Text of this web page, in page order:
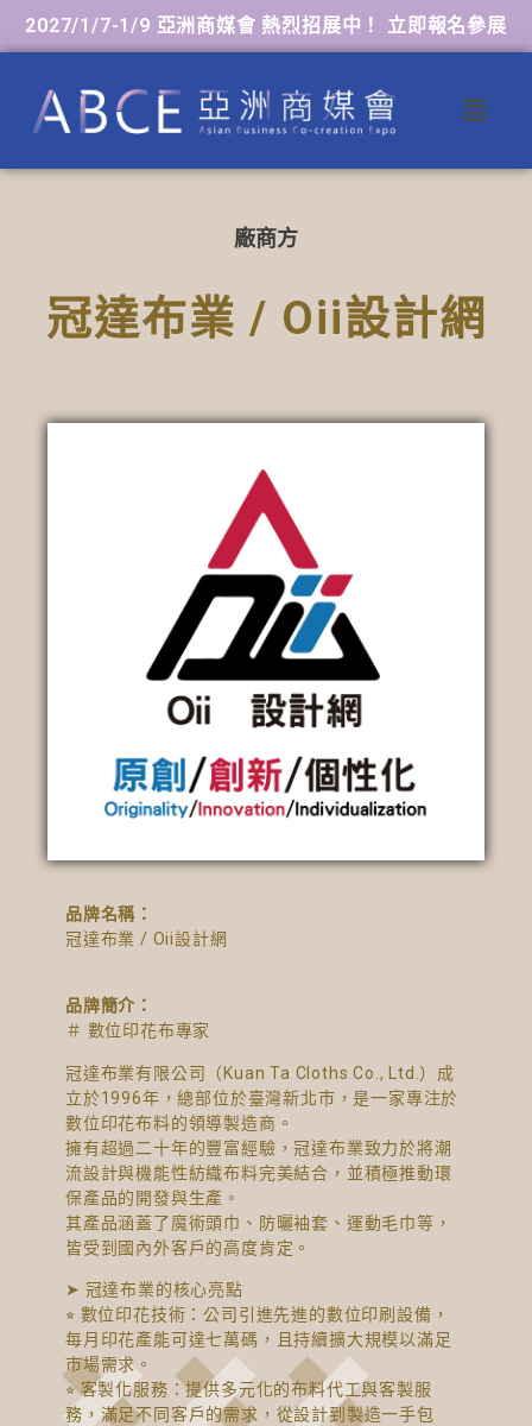
2027/1/7-1/9 亞洲商媒會 熱烈招展中！ 立即報名參展
廠商方
冠達布業 / Oii設計網
品牌名稱：
冠達布業 / Oii設計網
品牌簡介：
＃ 數位印花布專家
冠達布業有限公司（Kuan Ta Cloths Co., Ltd.）成
立於1996年，總部位於臺灣新北市，是一家專注於
數位印花布料的領導製造商。
擁有超過二十年的豐富經驗，冠達布業致力於將潮
流設計與機能性紡織布料完美結合，並積極推動環
保產品的開發與生產。
其產品涵蓋了魔術頭巾、防曬袖套、運動毛巾等，
皆受到國內外客戶的高度肯定。
➤ 冠達布業的核心亮點
⭐︎ 數位印花技術：公司引進先進的數位印刷設備，
每月印花產能可達七萬碼，且持續擴大規模以滿足
市場需求。
⭐︎ 客製化服務：提供多元化的布料代工與客製服
務，滿足不同客戶的需求，從設計到製造一手包